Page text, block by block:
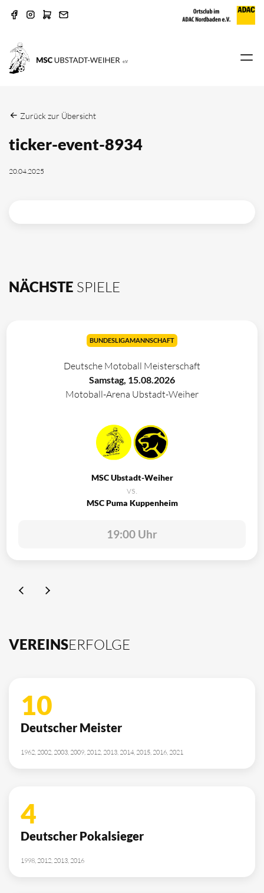
Zurück zur Übersicht
ticker-event-8934
20.04.2025
NÄCHSTE SPIELE
BUNDESLIGAMANNSCHAFT
Deutsche Motoball Meisterschaft
Samstag, 15.08.2026
Motoball-Arena Ubstadt-Weiher
MSC Ubstadt-Weiher
vs.
MSC Puma Kuppenheim
19:00 Uhr
VEREINSERFOLGE
10
Deutscher Meister
1962, 2002, 2003, 2009, 2012, 2013, 2014, 2015, 2016, 2021
4
Deutscher Pokalsieger
1998, 2012, 2013, 2016